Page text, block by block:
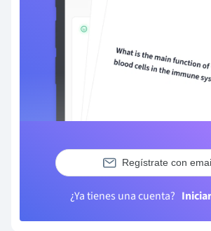
Regístrate con
¿Ya tienes una cuenta?